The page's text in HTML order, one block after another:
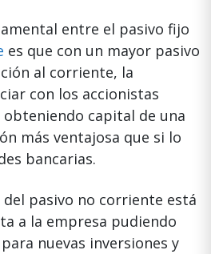
entre el pasivo fijo
es que con un mayor pasivo
al corriente, la
con los accionistas
capital de una
más ventajosa que si lo
bancarias.
pasivo no corriente está
a la empresa pudiendo
nuevas inversiones y